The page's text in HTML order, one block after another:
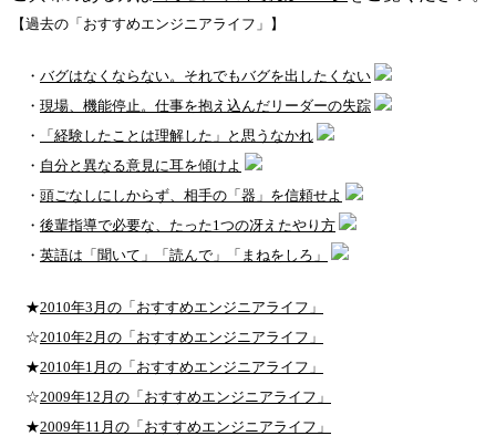
【過去の「おすすめエンジニアライフ」】
・ バグはなくならない。それでもバグを出したくない
・ 現場、機能停止。仕事を抱え込んだリーダーの失踪
・
「経験したことは理解した」と思うなかれ
・ 自分と異なる意見に耳を傾けよ
・ 頭ごなしにしからず、相手の「器」を信頼せよ
・ 後輩指導で必要な、たった1つの冴えたやり方
・ 英語は「聞いて」「読んで」「まねをしろ」
★2010年3月の「おすすめエンジニアライフ」
☆2010年2月の「おすすめエンジニアライフ」
★2010年1月の「おすすめエンジニアライフ」
☆2009年12月の「おすすめエンジニアライフ」
★2009年11月の「おすすめエンジニアライフ」